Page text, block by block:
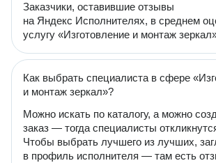
Заказчики, оставившие отзывы
на Яндекс Исполнителях, в среднем
услугу «Изготовление и монтаж
Как выбрать специалиста в сфере
и монтаж зеркал»?
Можно искать по каталогу, а можно
заказ — тогда специалисты
Чтобы выбрать лучшего из лучших,
в профиль исполнителя — там есть